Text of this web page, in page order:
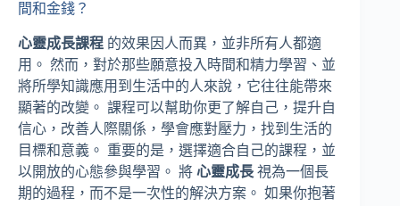
間和金錢？
心靈成長課程 的效果因人而異，並非所有人都適
用。 然而，對於那些願意投入時間和精力學習、並
將所學知識應用到生活中的人來說，它往往能帶來
顯著的改變。 課程可以幫助你更了解自己，提升自
信心，改善人際關係，學會應對壓力，找到生活的
目標和意義。 重要的是，選擇適合自己的課程，並
以開放的心態參與學習。 將 心靈成長 視為一個長
期的過程，而不是一次性的解決方案。 如果你抱著